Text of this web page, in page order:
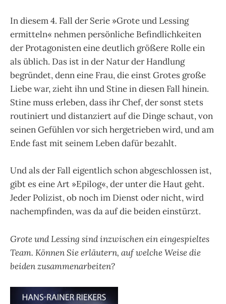
In diesem 4. Fall der Serie »Grote und Lessing
ermitteln« nehmen persönliche Befindlichkeiten
der Protagonisten eine deutlich größere Rolle ein
als üblich. Das ist in der Natur der Handlung
begründet, denn eine Frau, die einst Grotes große
Liebe war, zieht ihn und Stine in diesen Fall hinein.
Stine muss erleben, dass ihr Chef, der sonst stets
routiniert und distanziert auf die Dinge schaut, von
seinen Gefühlen vor sich hergetrieben wird, und am
Ende fast mit seinem Leben dafür bezahlt.
Und als der Fall eigentlich schon abgeschlossen ist,
gibt es eine Art »Epilog«, der unter die Haut geht.
Jeder Polizist, ob noch im Dienst oder nicht, wird
nachempfinden, was da auf die beiden einstürzt.
Grote und Lessing sind inzwischen ein eingespieltes
Team. Können Sie erläutern, auf welche Weise die
beiden zusammenarbeiten?